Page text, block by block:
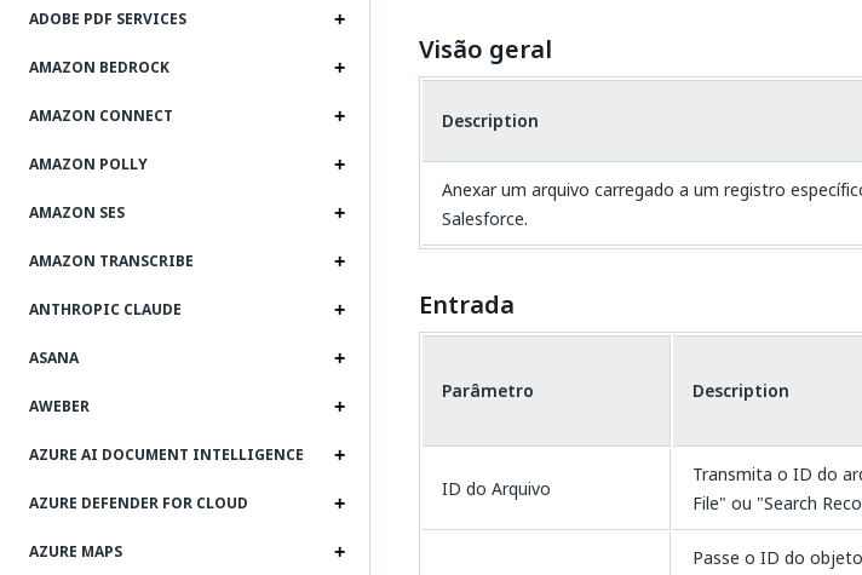
ADOBE PDF SERVICES
AMAZON BEDROCK
AMAZON CONNECT
AMAZON POLLY
AMAZON SES
AMAZON TRANSCRIBE
ANTHROPIC CLAUDE
ASANA
AWEBER
AZURE AI DOCUMENT INTELLIGENCE
AZURE DEFENDER FOR CLOUD
AZURE MAPS
Visão geral
Description
Anexar um arquivo carregado a um registro
Salesforce.
Entrada
Parâmetro Description
ID do Arquivo
Transmita o ID do
File" ou "Search
Passe o ID do